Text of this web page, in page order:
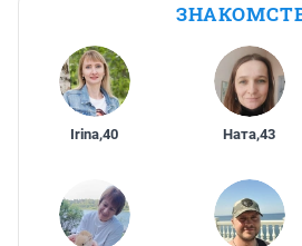
Irina,40 Ната,43